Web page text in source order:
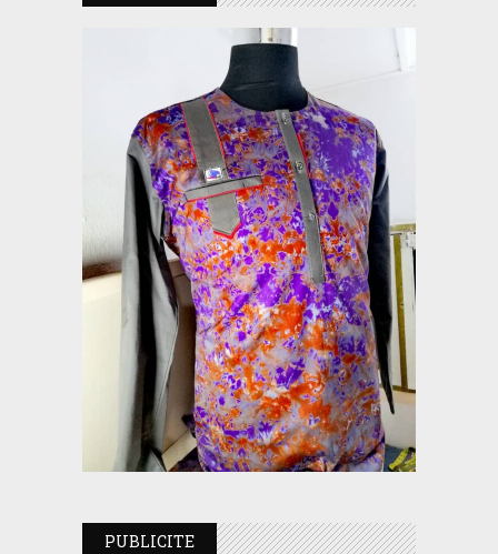
PUBLICITE